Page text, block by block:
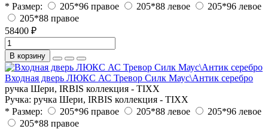
* Размер:
205*96 правое 205*88 левое
205*96 левое
205*88 правое
58400 ₽
В корзину
Входная дверь ЛЮКС АС Тревор Силк Маус\Антик серебро
ручка Шери, IRBIS коллекция - TIXX
Ручка: ручка Шери, IRBIS коллекция - TIXX
* Размер:
205*96 правое 205*88 левое
205*96 левое
205*88 правое